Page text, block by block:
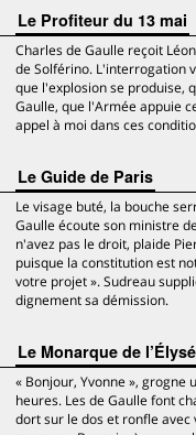
Le Profiteur du 13 mai
Charles de Gaulle reçoit
de Solférino. L'interrogation
que l'explosion se produise,
Gaulle, que l'Armée appuie
appel à moi dans ces
Le Guide de Paris
Le visage buté, la bouche
Gaulle écoute son ministre
n'avez pas le droit, plaide
puisque la constitution est
votre projet ». Sudreau
dignement sa démission.
Le Monarque de
« Bonjour, Yvonne », grogne
heures. Les de Gaulle font
dort sur le dos et ronfle avec